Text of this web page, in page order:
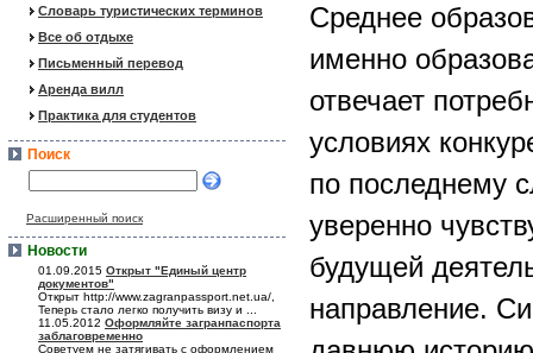
Словарь туристических терминов
Все об отдыхе
Письменный перевод
Аренда вилл
Практика для студентов
Поиск
Расширенный поиск
Новости
01.09.2015 Открыт "Единый центр
документов"
Открыт http://www.zagranpassport.net.ua/,
Теперь стало легко получить визу и ...
11.05.2012 Оформляйте загранпаспорта
заблаговременно
Советуем не затягивать с оформлением
Среднее
именно
отвечает
условиях
по последнему
уверенно
будущей
направление.